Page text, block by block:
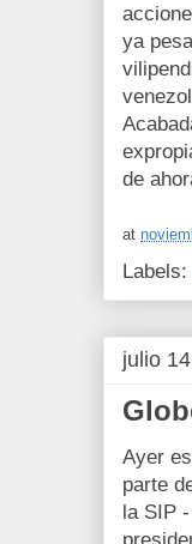
ya
de
at
Labels:
julio
Ayer
parte
la SIP